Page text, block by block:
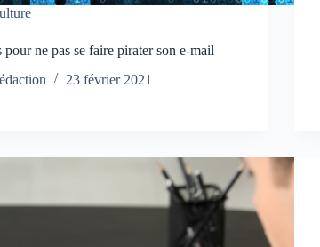
pour ne pas se faire pirater son e-mail
23 février 2021